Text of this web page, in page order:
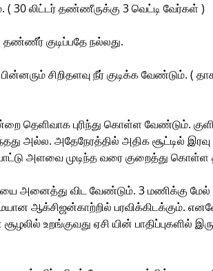
( 30 லிட்டர் தண்ணீருக்கு 3 வெட்டி வேர்கள் )
குடிப்பதே நல்லது.
சிறிதளவு நீர் குடிக்க வேண்டும். (
தெளிவாக புரிந்து கொள்ள வேண்டும்.
அல்ல. அதேநேரத்தில் அதிக சூட்டில்
அளவை முடிந்த வரை குறைத்து கொள்ள
அனைத்து விட வேண்டும். 3 மணிக்கு மேல்
ஆக்சிஜன்காற்றில் பரவிக்கிடக்கும்.
உறங்குவது ஏசி யின் பாதிப்புகளில்